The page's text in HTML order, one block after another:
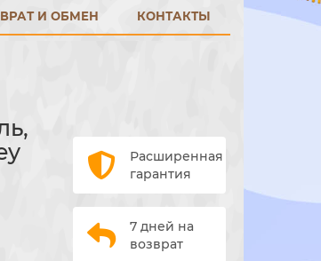
И ОБМЕН КОНТАКТЫ
Расширенная
гарантия
7 дней на
возврат